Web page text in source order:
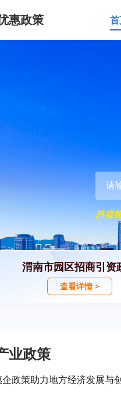
惠政策
渭南市园区招商引资
查看详情 >
业政策
政策助力地方经济发展与